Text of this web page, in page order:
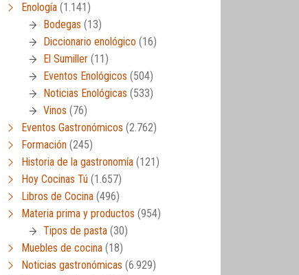
Enología (1.141)
Bodegas (13)
Diccionario enológico (16)
El Sumiller (11)
Eventos Enológicos (504)
Noticias Enológicas (533)
Vinos (76)
Eventos Gastronómicos (2.762)
Formación (245)
Historia de la gastronomía (121)
Hoy Cocinas Tú (1.657)
Libros de Cocina (496)
Materia prima y productos (954)
Tipos de pasta (30)
Muebles de cocina (18)
Noticias gastronómicas (6.929)